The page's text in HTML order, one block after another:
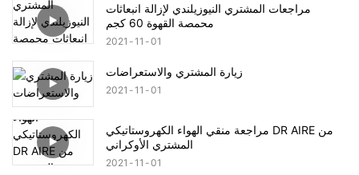
مراجعات المشتري النيوزيلندي لإزالة انبعاثات
محمصة القهوة 60 كجم
2021 11 01
زيارة المشتري والاستعراضات
2021 11 01
مراجعة منقي الهواء الكهروستاتيكي DR AIRE من
المشتري الأوكراني
2021 11 01